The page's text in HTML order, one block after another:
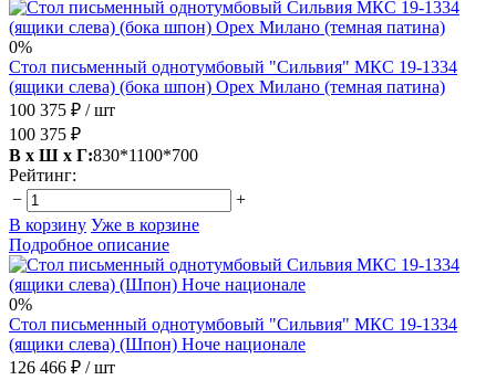
0%
Стол письменный однотумбовый "Сильвия" МКС 19-1334
(ящики слева) (бока шпон) Орех Милано (темная патина)
100 375 ₽ / шт
100 375 ₽
В х Ш х Г:830*1100*700
Рейтинг:
−
+
В корзину Уже в корзине
Подробное описание
0%
Стол письменный однотумбовый "Сильвия" МКС 19-1334
(ящики слева) (Шпон) Ноче национале
126 466 ₽ / шт